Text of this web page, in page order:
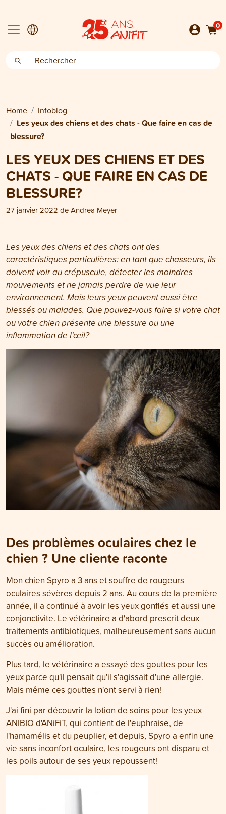
0
Home Infoblog
Les yeux des chiens et des chats - Que faire en cas de
blessure?
LES YEUX DES CHIENS ET DES
CHATS - QUE FAIRE EN CAS DE
BLESSURE?
27 janvier 2022 deAndrea Meyer
Les yeux des chiens et des chats ont des
caractéristiques particulières: en tant que chasseurs, ils
doivent voir au crépuscule, détecter les moindres
mouvements et ne jamais perdre de vue leur
environnement. Mais leurs yeux peuvent aussi être
blessés ou malades. Que pouvez-vous faire si votre chat
ou votre chien présente une blessure ou une
inflammation de l'œil?
Des problèmes oculaires chez le
chien ? Une cliente raconte
Mon chien Spyro a 3 ans et souffre de rougeurs
oculaires sévères depuis 2 ans. Au cours de la première
année, il a continué à avoir les yeux gonflés et aussi une
conjonctivite. Le vétérinaire a d'abord prescrit deux
traitements antibiotiques, malheureusement sans aucun
succès ou amélioration.
Plus tard, le vétérinaire a essayé des gouttes pour les
yeux parce qu'il pensait qu'il s'agissait d'une allergie.
Mais même ces gouttes n'ont servi à rien!
J'ai fini par découvrir la lotion de soins pour les yeux
ANIBIO d'ANiFiT, qui contient de l'euphraise, de
l'hamamélis et du peuplier, et depuis, Spyro a enfin une
vie sans inconfort oculaire, les rougeurs ont disparu et
les poils autour de ses yeux repoussent!